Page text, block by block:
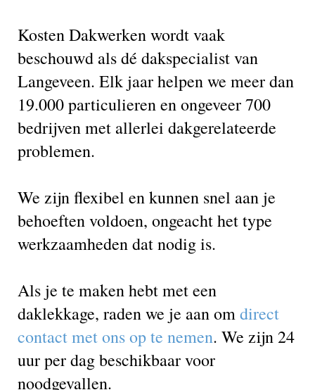
Kosten Dakwerken wordt vaak
beschouwd als dé dakspecialist van
Langeveen. Elk jaar helpen we meer dan
19.000 particulieren en ongeveer 700
bedrijven met allerlei dakgerelateerde
problemen.
We zijn flexibel en kunnen snel aan je
behoeften voldoen, ongeacht het type
werkzaamheden dat nodig is.
Als je te maken hebt met een
daklekkage, raden we je aan omdirect
contact met ons op te nemen. We zijn 24
uur per dag beschikbaar voor
noodgevallen.